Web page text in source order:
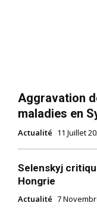
Aggravation
maladies en
Actualité 11 Juillet
Selenskyj
Hongrie
Actualité 7